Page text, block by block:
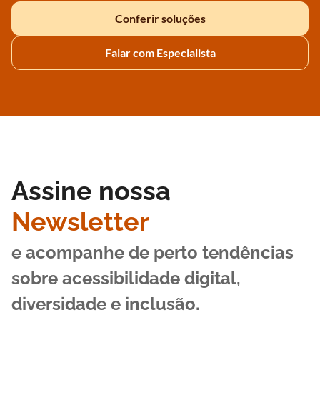
Conferir soluções
Falar com Especialista
Assine nossa
Newsletter
e acompanhe de perto tendências
sobre acessibilidade digital,
diversidade e inclusão.